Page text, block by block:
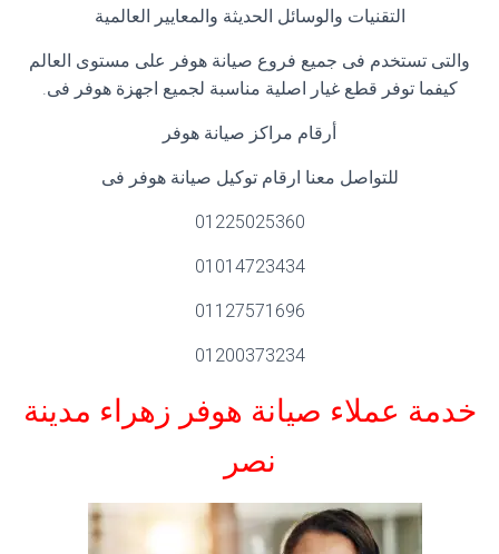
التقنيات والوسائل الحديثة والمعايير العالمية
والتى تستخدم فى جميع فروع صيانة هوفر على مستوى العالم
كيفما توفر قطع غيار اصلية مناسبة لجميع اجهزة هوفر فى.
أرقام مراكز صيانة هوفر
للتواصل معنا ارقام توكيل صيانة هوفر فى
01225025360
01014723434
01127571696
01200373234
خدمة عملاء صيانة هوفر زهراء مدينة
نصر